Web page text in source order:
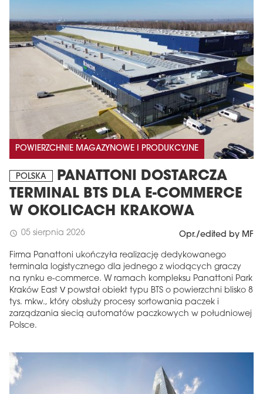
POWIERZCHNIE MAGAZYNOWE I PRODUKCYJNE
POLSKA
PANATTONI DOSTARCZA
TERMINAL BTS DLA E-COMMERCE
W OKOLICACH KRAKOWA
schedule 05 sierpnia 2026 Opr./edited by MF
Firma Panattoni ukończyła realizację dedykowanego
terminala logistycznego dla jednego z wiodących graczy
na rynku e-commerce. W ramach kompleksu Panattoni Park
Kraków East V powstał obiekt typu BTS o powierzchni blisko 8
tys. mkw., który obsłuży procesy sortowania paczek i
zarządzania siecią automatów paczkowych w południowej
Polsce.